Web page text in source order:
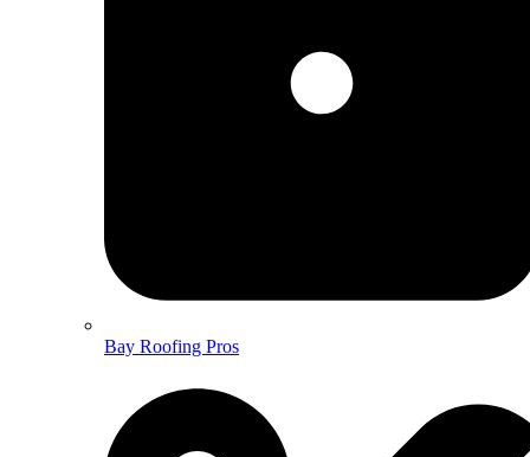
Bay Roofing Pros